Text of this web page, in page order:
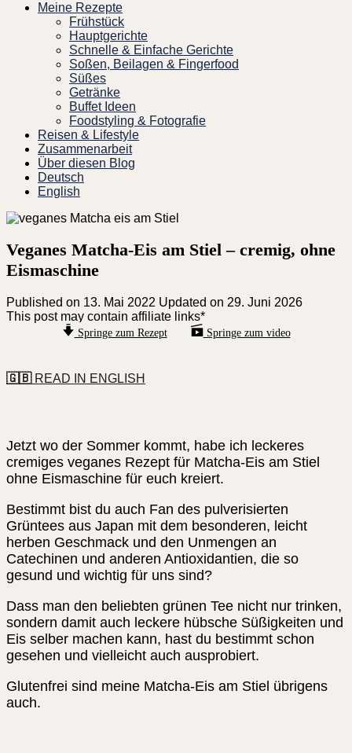
Meine Rezepte
Frühstück
Hauptgerichte
Schnelle & Einfache Gerichte
Soßen, Beilagen & Fingerfood
Süßes
Getränke
Buffet Ideen
Foodstyling & Fotografie
Reisen & Lifestyle
Zusammenarbeit
Über diesen Blog
Deutsch
English
Veganes Matcha-Eis am Stiel – cremig, ohne
Eismaschine
Published on 13. Mai 2022 Updated on 29. Juni 2026
This post may contain affiliate links*
Springe zum Rezept Springe zum video
🇬🇧READ IN ENGLISH
Jetzt wo der Sommer kommt, habe ich leckeres
cremiges veganes Rezept für Matcha-Eis am Stiel
ohne Eismaschine für euch kreiert.
Bestimmt bist du auch Fan des pulverisierten
Grüntees aus Japan mit dem besonderen, leicht
herben Geschmack und den Unmengen an
Catechinen und anderen Antioxidantien, die so
gesund und wichtig für uns sind?
Dass man den beliebten grünen Tee nicht nur trinken,
sondern damit auch leckere hübsche Süßigkeiten und
Eis selber machen kann, hast du bestimmt schon
gesehen und vielleicht auch ausprobiert.
Glutenfrei sind meine Matcha-Eis am Stiel übrigens
auch.